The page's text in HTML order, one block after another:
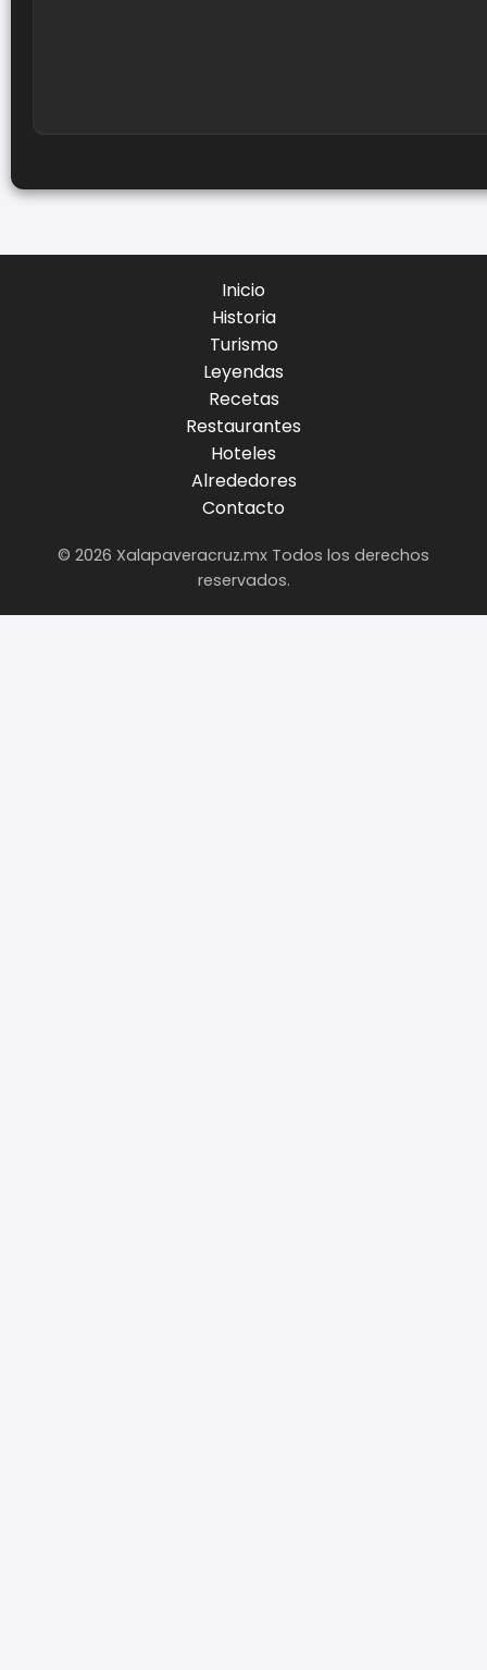
Inicio
Historia
Turismo
Leyendas
Recetas
Restaurantes
Hoteles
Alrededores
Contacto
© 2026 Xalapaveracruz.mx Todos los derechos
reservados.